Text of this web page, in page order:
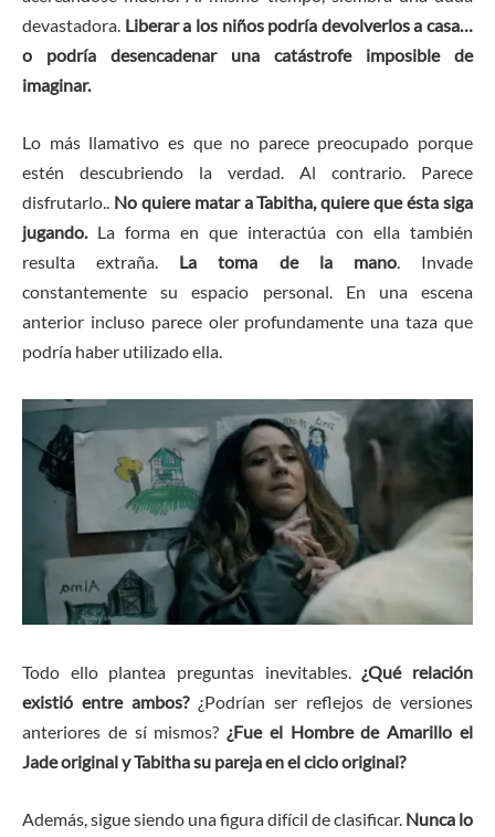
devastadora. Liberar a los niños podría devolverlos a casa…
o podría desencadenar una catástrofe imposible de
imaginar.
Lo más llamativo es que no parece preocupado porque
estén descubriendo la verdad. Al contrario. Parece
disfrutarlo.. No quiere matar a Tabitha, quiere que ésta siga
jugando. La forma en que interactúa con ella también
resulta extraña. La toma de la mano. Invade
constantemente su espacio personal. En una escena
anterior incluso parece oler profundamente una taza que
podría haber utilizado ella.
Todo ello plantea preguntas inevitables.¿Qué relación
existió entre ambos?¿Podrían ser reflejos de versiones
anteriores de sí mismos?¿Fue el Hombre de Amarillo el
Jade original y Tabitha su pareja en el ciclo original?
Además, sigue siendo una figura difícil de clasificar. Nunca lo